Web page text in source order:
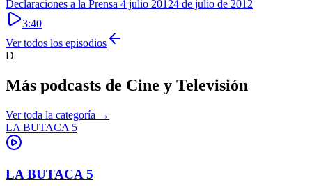
Declaraciones a la Prensa 4 julio 20124 de julio de 2012
3:40
Ver todos los episodios
D
Más podcasts de Cine y Televisión
Ver toda la categoría →
LA BUTACA 5
LA BUTACA 5